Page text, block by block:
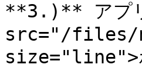
**3.)** アプリ
src="/files/
size="line">ボ